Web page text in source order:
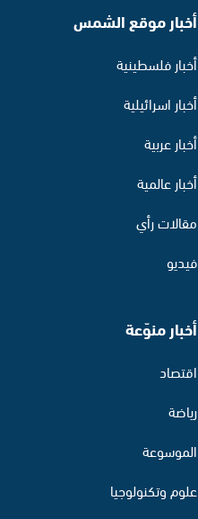
أخبار موقع الشمس
أخبار فلسطينية
أخبار اسرائيلية
أخبار عربية
أخبار عالمية
مقالات رأي
فيديو
أخبار منوّعة
اقتصاد
رياضة
الموسوعة
علوم وتكنولوجيا